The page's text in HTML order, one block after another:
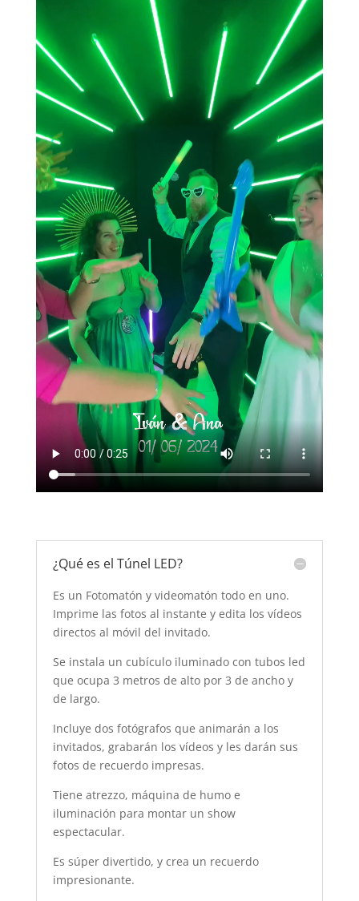
¿Qué es el Túnel LED?
Es un Fotomatón y videomatón todo en uno.
Imprime las fotos al instante y edita los vídeos
directos al móvil del invitado.
Se instala un cubículo iluminado con tubos led
que ocupa 3 metros de alto por 3 de ancho y
de largo.
Incluye dos fotógrafos que animarán a los
invitados, grabarán los vídeos y les darán sus
fotos de recuerdo impresas.
Tiene atrezzo, máquina de humo e
iluminación para montar un show
espectacular.
Es súper divertido, y crea un recuerdo
impresionante.